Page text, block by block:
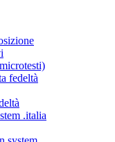
fedeltà
.italia